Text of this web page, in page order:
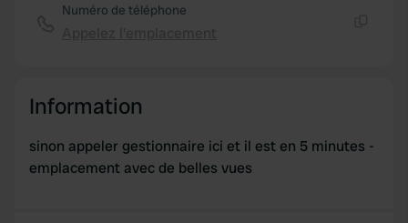
Numéro de téléphone
Information
sinon appeler gestionnaire ici et il est en 5 minutes -
emplacement avec de belles vues